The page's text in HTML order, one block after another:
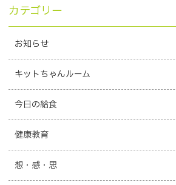
カテゴリー
お知らせ
キットちゃんルーム
今日の給食
健康教育
想・感・思